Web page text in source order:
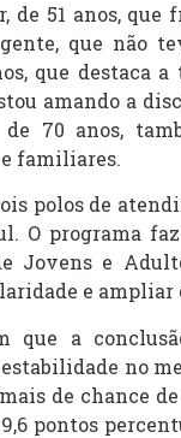
de 51 anos,
que não
que destaca
amando a
70 anos,
familiares.
polos de
O programa
Jovens e
e ampliar
que a
no
de chance
pontos